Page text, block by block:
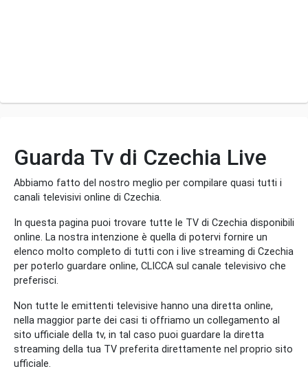
Guarda Tv di Czechia Live
Abbiamo fatto del nostro meglio per compilare quasi tutti i
canali televisivi online di Czechia.
In questa pagina puoi trovare tutte le TV di Czechia disponibili
online. La nostra intenzione è quella di potervi fornire un
elenco molto completo di tutti con i live streaming di Czechia
per poterlo guardare online, CLICCA sul canale televisivo che
preferisci.
Non tutte le emittenti televisive hanno una diretta online,
nella maggior parte dei casi ti offriamo un collegamento al
sito ufficiale della tv, in tal caso puoi guardare la diretta
streaming della tua TV preferita direttamente nel proprio sito
ufficiale.